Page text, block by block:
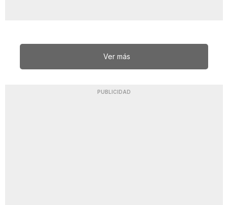
Ver más
PUBLICIDAD